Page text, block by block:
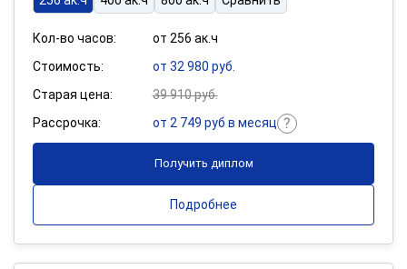
Кол-во часов:
от 256 ак.ч
Стоимость:
от 32 980 руб.
Старая цена:
39 910 руб.
Рассрочка:
от 2 749 руб в месяц
Получить диплом
Подробнее